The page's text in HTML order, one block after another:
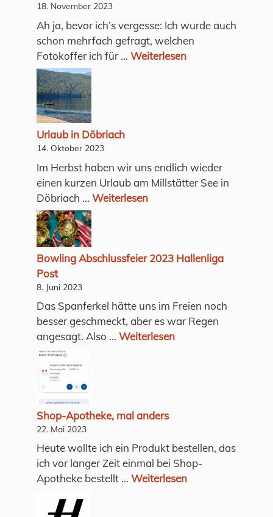
18. November 2023
Ah ja, bevor ich’s vergesse: Ich wurde auch
schon mehrfach gefragt, welchen
Fotokoffer ich für ... Weiterlesen
Urlaub in Döbriach
14. Oktober 2023
Im Herbst haben wir uns endlich wieder
einen kurzen Urlaub am Millstätter See in
Döbriach ... Weiterlesen
Bowling Abschlussfeier 2023 Hallenliga
Post
8. Juni 2023
Das Spanferkel hätte uns im Freien noch
besser geschmeckt, aber es war Regen
angesagt. Also ... Weiterlesen
Shop-Apotheke, mal anders
22. Mai 2023
Heute wollte ich ein Produkt bestellen, das
ich vor langer Zeit einmal bei Shop-
Apotheke bestellt ... Weiterlesen